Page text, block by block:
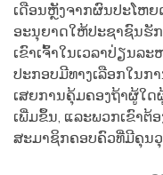
ເດືອນຫຼັງຈາກຜົນປະໂຫຍ
ອະນຸຍາດໃຫ້ປະຊາຊົນຮັ
ເຂົາເຈົ້າໃນເວລາປ່ຽນລະ
ປະກອບມີທາງເລືອກໃນ
ເສຍການຄຸ້ມຄອງຖ້າຜູ້ໃ
ເພີ່ມຂຶ້ນ, ແລະພວກເຂົາຕ້
ສະມາຊິກຄອບຄົວທີ່ມີຄຸນ